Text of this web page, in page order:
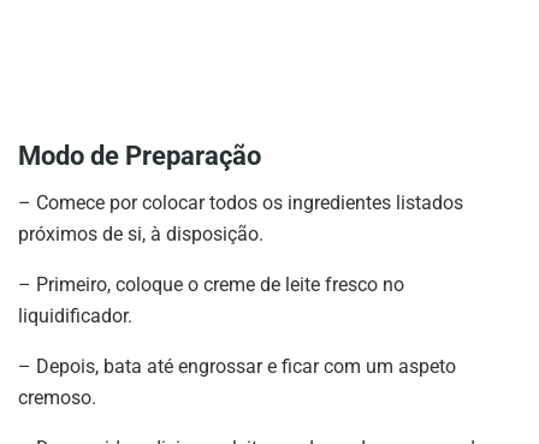
Modo de Preparação
– Comece por colocar todos os ingredientes listados
próximos de si, à disposição.
– Primeiro, coloque o creme de leite fresco no
liquidificador.
– Depois, bata até engrossar e ficar com um aspeto
cremoso.